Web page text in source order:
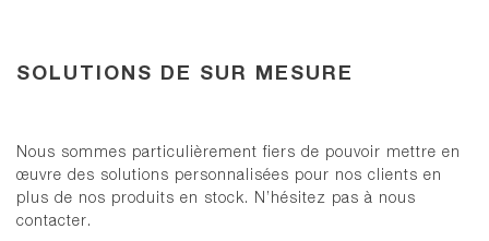
SOLUTIONS DE SUR MESURE
Nous sommes particulièrement fiers de pouvoir mettre en
œuvre des solutions personnalisées pour nos clients en
plus de nos produits en stock. N’hésitez pas à nous
contacter.